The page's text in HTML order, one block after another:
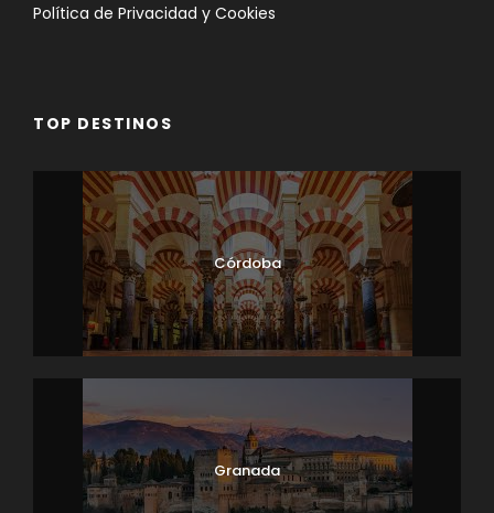
Política de Privacidad y Cookies
TOP DESTINOS
Córdoba
Granada